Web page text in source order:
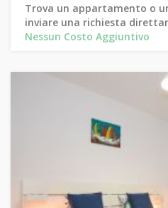
Trova un appartamento o
inviare una richiesta
Nessun Costo Aggiuntivo